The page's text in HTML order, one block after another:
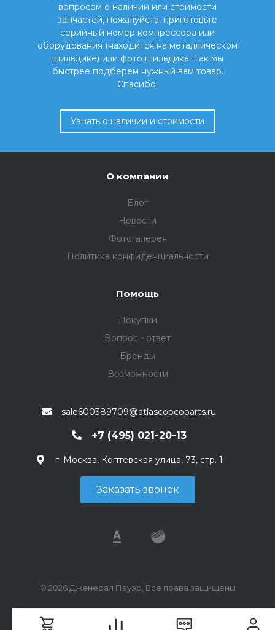
вопросом о наличии или стоимости
запчастей, пожалуйста, приготовьте
серийный номер компрессора или
оборудования (находится на металлическом
шильдике) или фото шильдика. Так мы
быстрее подберем нужный вам товар.
Спасибо!
Узнать о наличии и стоимости
О компании
Блог
Новости
Фотогалерея
Политика конфиденциальности
Помощь
Покупки
Вопрос - ответ
Бренды
Возможности
sale600389709@atlascopcoparts.ru
+7 (495) 021-20-13
г. Москва, Коптевская улица, 73, стр. 1
Заказать звонок
© 2026 Дженерал Пауэр, Все права защищены